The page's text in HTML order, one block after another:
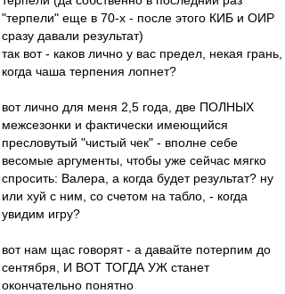
"терпели" еще в 70-х - после этого КИБ и ОИР
сразу давали результат)
так вот - каков лично у вас предел, некая грань,
когда чаша терпения лопнет?
вот лично для меня 2,5 года, две ПОЛНЫХ
межсезонки и фактически имеющийся
пресловутый "чистый чек" - вполне себе
весомые аргументы, чтобы уже сейчас мягко
спросить: Валера, а когда будет результат? ну
или хуй с ним, со счетом на табло, - когда
увидим игру?
вот нам щас говорят - а давайте потерпим до
сентября, И ВОТ ТОГДА УЖ станет
окончательно понятно